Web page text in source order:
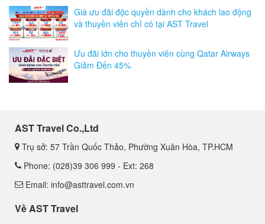
Giá ưu đãi độc quyền dành cho khách lao động
và thuyền viên chỉ có tại AST Travel
Ưu đãi lớn cho thuyền viên cùng Qatar Airways
Giảm Đến 45%
AST Travel Co.,Ltd
Trụ sở: 57 Trần Quốc Thảo, Phường Xuân Hòa, TP.HCM
Phone: (028)39 306 999 - Ext: 268
Email: info@asttravel.com.vn
Về AST Travel